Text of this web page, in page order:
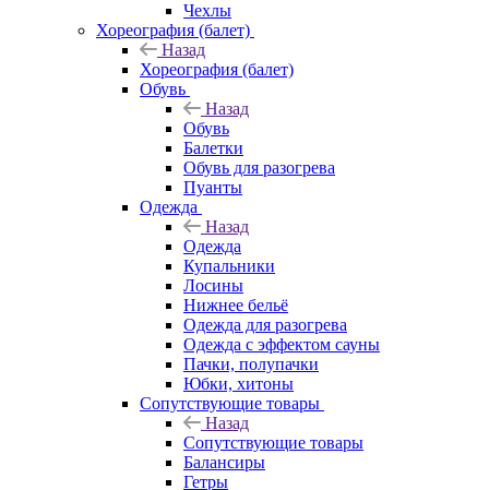
Чехлы
Хореография (балет)
Назад
Хореография (балет)
Обувь
Назад
Обувь
Балетки
Обувь для разогрева
Пуанты
Одежда
Назад
Одежда
Купальники
Лосины
Нижнее бельё
Одежда для разогрева
Одежда с эффектом сауны
Пачки, полупачки
Юбки, хитоны
Сопутствующие товары
Назад
Сопутствующие товары
Балансиры
Гетры